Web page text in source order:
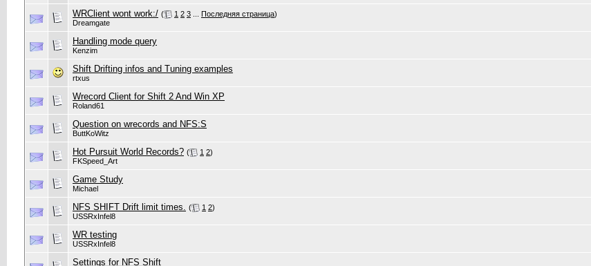
WRClient wont work:/ ( 1 2 3 Последняя страница)
Dreamgate
Handling mode query
Kenzim
Shift Drifting infos and Tuning examples
rtxus
Wrecord Client for Shift 2 And Win XP
Roland61
Question on wrecords and NFS:S
ButtKoWitz
Hot Pursuit World Records? ( 1 2)
FKSpeed_Art
Game Study
Michael
NFS SHIFT Drift limit times. ( 1 2)
USSRxInfel8
WR testing
USSRxInfel8
Settings for NFS Shift